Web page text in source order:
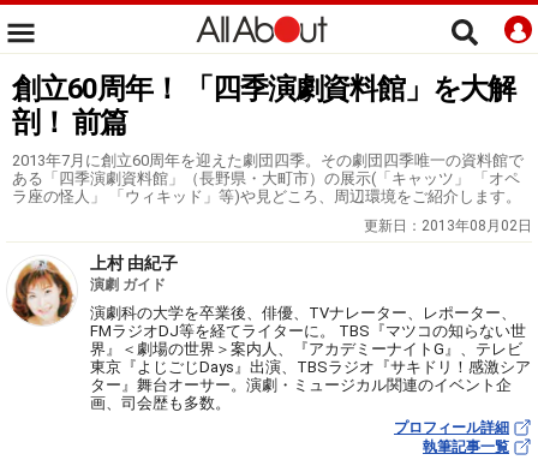
創立60周年！ 「四季演劇資料館」を大解
剖！ 前篇
2013年7月に創立60周年を迎えた劇団四季。その劇団四季唯一の資料館で
ある「四季演劇資料館」（長野県・大町市）の展示(「キャッツ」 「オペ
ラ座の怪人」 「ウィキッド」等)や見どころ、周辺環境をご紹介します。
更新日： 2013年08月02日
上村 由紀子
演劇 ガイド
演劇科の大学を卒業後、俳優、TVナレーター、レポーター、
FMラジオDJ等を経てライターに。 TBS『マツコの知らない世
界』＜劇場の世界＞案内人、『アカデミーナイトG』、テレビ
東京『よじごじDays』出演、TBSラジオ『サキドリ！感激シア
ター』舞台オーサー。演劇・ミュージカル関連のイベント企
画、司会歴も多数。
プロフィール詳細
執筆記事一覧